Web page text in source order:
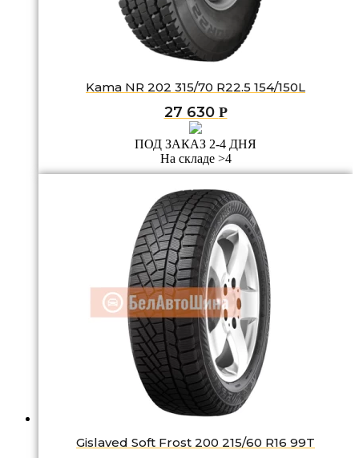
Kama NR 202 315/70 R22.5 154/150L
27 630 Р
ПОД ЗАКАЗ 2-4 ДНЯ
На складе >4
Gislaved Soft Frost 200 215/60 R16 99T